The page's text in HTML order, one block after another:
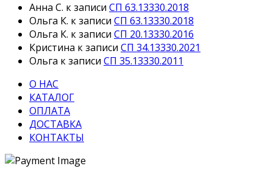
Анна С. к записи СП 63.13330.2018
Ольга К. к записи СП 63.13330.2018
Ольга К. к записи СП 20.13330.2016
Кристина к записи СП 34.13330.2021
Ольга к записи СП 35.13330.2011
О НАС
КАТАЛОГ
ОПЛАТА
ДОСТАВКА
КОНТАКТЫ